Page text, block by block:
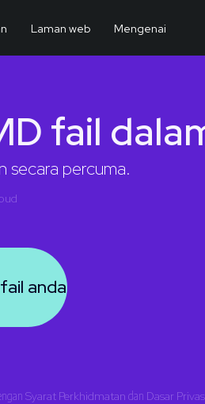
Laman web Mengenai
fail
secara percuma.
anda
Syarat Perkhidmatan dan Dasar